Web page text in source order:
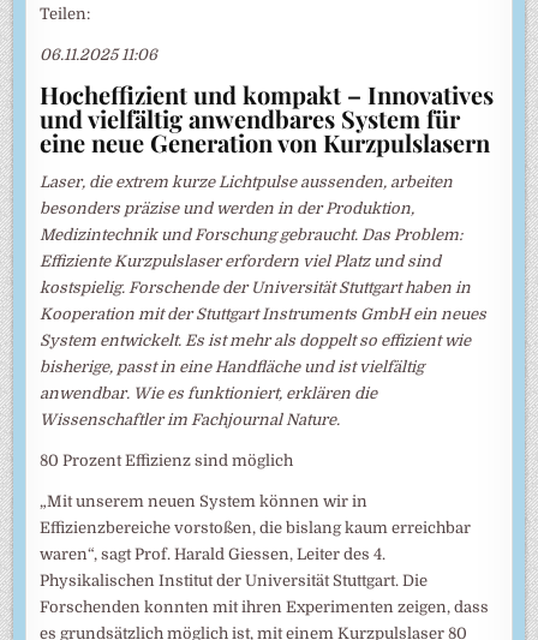
Teilen:
06.11.2025 11:06
Hocheffizient und kompakt – Innovatives
und vielfältig anwendbares System für
eine neue Generation von Kurzpulslasern
Laser, die extrem kurze Lichtpulse aussenden, arbeiten
besonders präzise und werden in der Produktion,
Medizintechnik und Forschung gebraucht. Das Problem:
Effiziente Kurzpulslaser erfordern viel Platz und sind
kostspielig. Forschende der Universität Stuttgart haben in
Kooperation mit der Stuttgart Instruments GmbH ein neues
System entwickelt. Es ist mehr als doppelt so effizient wie
bisherige, passt in eine Handfläche und ist vielfältig
anwendbar. Wie es funktioniert, erklären die
Wissenschaftler im Fachjournal Nature.
80 Prozent Effizienz sind möglich
„Mit unserem neuen System können wir in
Effizienzbereiche vorstoßen, die bislang kaum erreichbar
waren“, sagt Prof. Harald Giessen, Leiter des 4.
Physikalischen Institut der Universität Stuttgart. Die
Forschenden konnten mit ihren Experimenten zeigen, dass
es grundsätzlich möglich ist, mit einem Kurzpulslaser 80